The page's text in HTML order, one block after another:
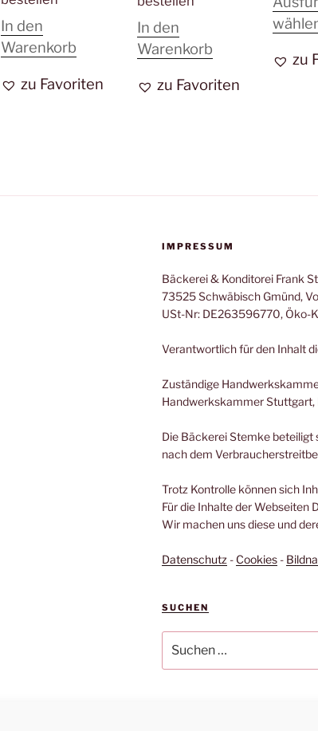
In den
Warenkorb
zu Favoriten
In den
Warenkorb
zu Favoriten
zu
IMPRESSUM
Bäckerei & Konditorei Frank
73525 Schwäbisch Gmünd,
USt-Nr: DE263596770, Öko-
Verantwortlich für den Inhalt
Zuständige
Handwerkskammer
Die Bäckerei Stemke
nach dem
Trotz Kontrolle können sich
Für die Inhalte der Webseiten
Wir machen uns diese und
Datenschutz - Cookies-
SUCHEN
nach: